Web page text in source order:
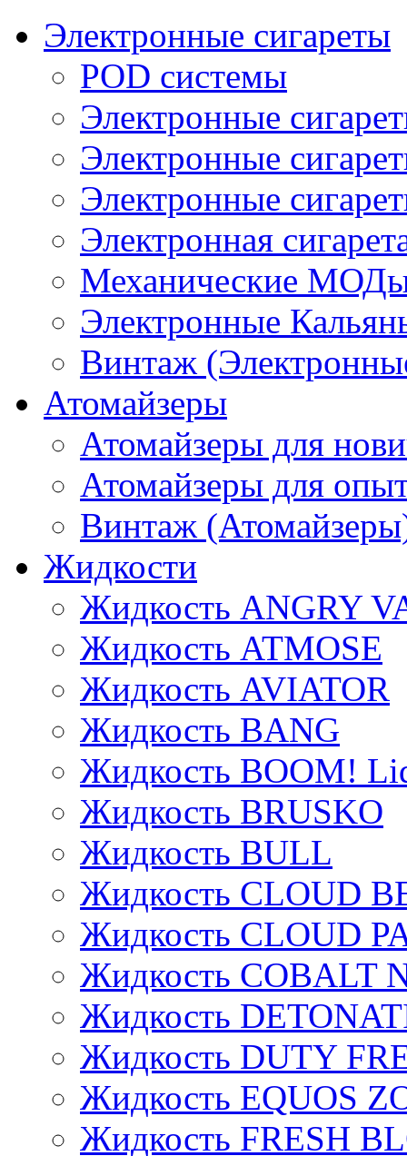
Электронные сигареты
POD системы
Электронные
Электронные
Электронные
Электронная
Механические
Электронные
Винтаж
Атомайзеры
Атомайзеры для
Атомайзеры для
Винтаж
Жидкости
Жидкость ANGRY
Жидкость ATMOSE
Жидкость AVIATOR
Жидкость BANG
Жидкость BOOM!
Жидкость BRUSKO
Жидкость BULL
Жидкость CLOUD
Жидкость CLOUD
Жидкость COBALT
Жидкость
Жидкость DUTY
Жидкость EQUOS
Жидкость FRESH